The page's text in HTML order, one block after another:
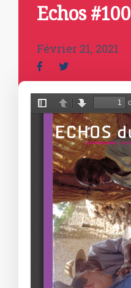
Echos #100
Février 21, 2021